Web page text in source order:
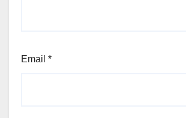
Email *